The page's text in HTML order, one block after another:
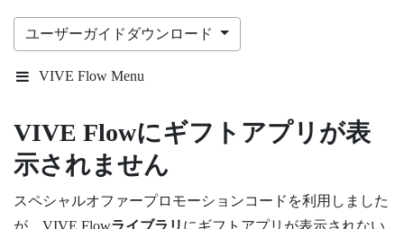
ユーザーガイドダウンロード
VIVE Flow Menu
VIVE Flowにギフトアプリが表
示されません
スペシャルオファープロモーションコードを利用しました
が、 VIVE Flowライブラリ にギフトアプリが表示されない